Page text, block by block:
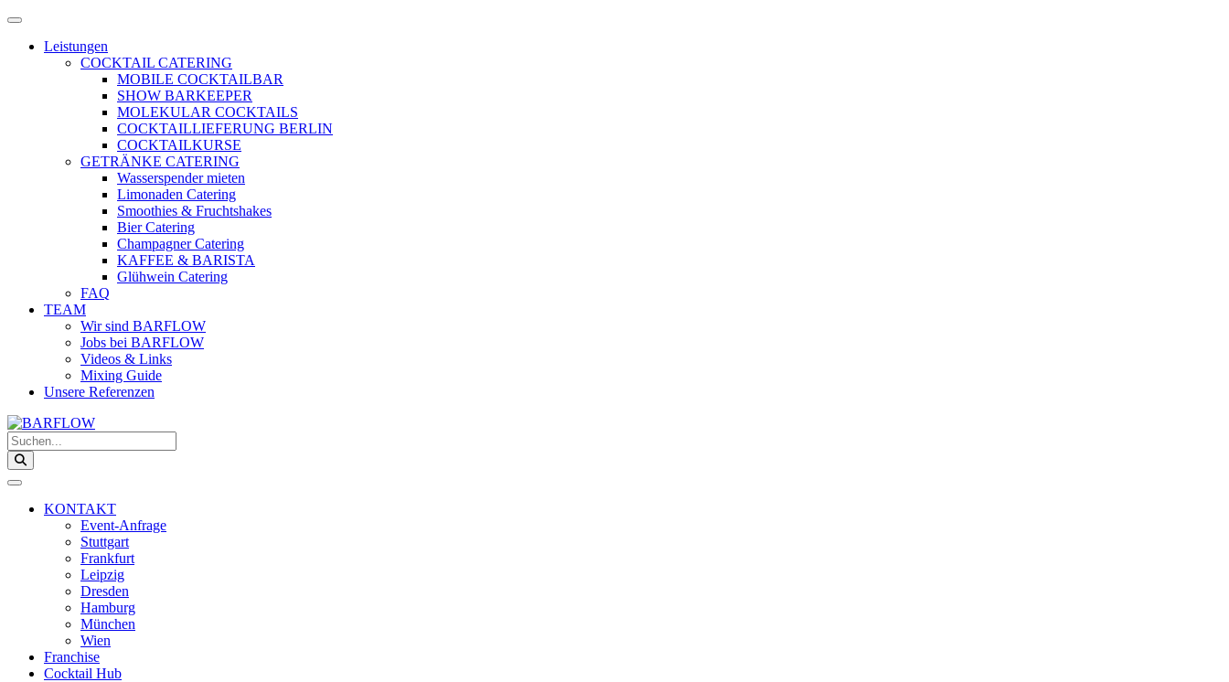
Zum
springen
Menü
öffnenLeistungen
COCKTAIL CATERING
MOBILE COCKTAILBAR
SHOW BARKEEPER
MOLEKULAR COCKTAILS
COCKTAILLIEFERUNG BERLIN
COCKTAILKURSE
GETRÄNKE CATERING
Wasserspender mieten
Limonaden Catering
Smoothies & Fruchtshakes
Bier Catering
Champagner Catering
KAFFEE & BARISTA
Glühwein Catering
FAQ
TEAM
Wir sind BARFLOW
Jobs bei BARFLOW
Videos & Links
Mixing Guide
Unsere Referenzen
Suchen...
KONTAKT
Event-Anfrage
Stuttgart
Frankfurt
Leipzig
Dresden
Hamburg
München
Wien
Franchise
Cocktail Hub